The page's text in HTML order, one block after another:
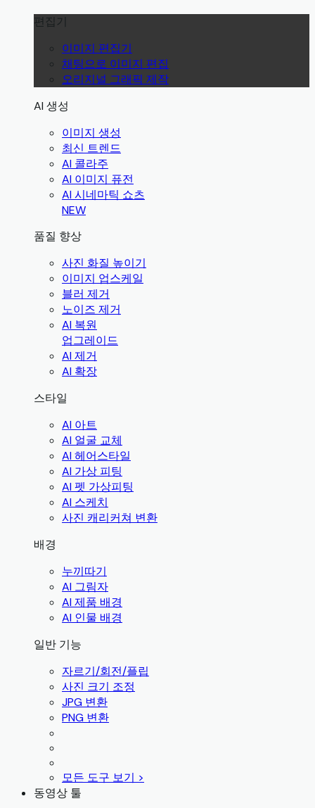
편집기
이미지 편집기
채팅으로 이미지 편집
오리지널 그래픽 제작
AI 생성
이미지 생성
최신 트렌드
AI 콜라주
AI 이미지 퓨전
AI 시네마틱 쇼츠
NEW
품질 향상
사진 화질 높이기
이미지 업스케일
블러 제거
노이즈 제거
AI 복원
업그레이드
AI 제거
AI 확장
스타일
AI 아트
AI 얼굴 교체
AI 헤어스타일
AI 가상 피팅
AI 펫 가상피팅
AI 스케치
사진 캐리커쳐 변환
배경
누끼따기
AI 그림자
AI 제품 배경
AI 인물 배경
일반 기능
자르기/회전/플립
사진 크기 조정
JPG 변환
PNG 변환
모든 도구 보기 >
동영상 툴